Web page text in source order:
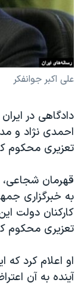
فرهنگ و زندگی
حقوق شهروندی
اقتصادی
علم و فناوری
گالری عکس
آرشیو پخش زنده
مستندها
انتخابات ریاست
حمله جمهوری
رمز مهسا
اعتراضات زن،
مجموعه
دادگاه حمید نوری
چهل سال
قانون شفافیت
اسرائیل در جنگ
دنبال کنید
علی اکبر جوانفکر
دادگاهی در
تعزیری محکوم
تعزیری محکوم
او اعلام کرد
آینده به آن